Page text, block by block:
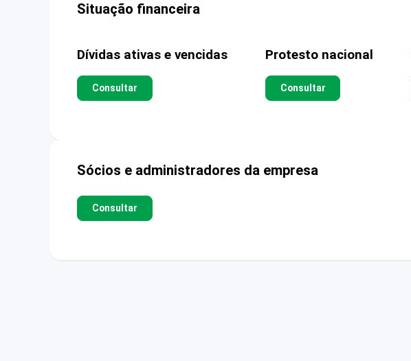
Situação financeira
Dívidas ativas e vencidas
Consultar
Protesto nacional
Consultar
Sócios e administradores da empresa
Consultar